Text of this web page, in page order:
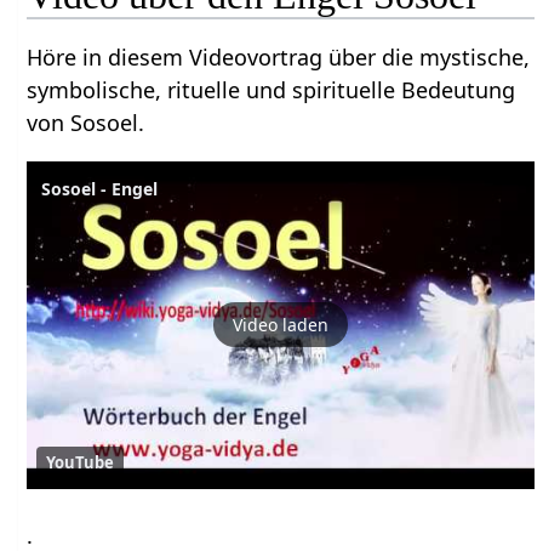
Höre in diesem Videovortrag über die mystische,
symbolische, rituelle und spirituelle Bedeutung
von Sosoel.
Sosoel - Engel
Video laden
YouTube
.